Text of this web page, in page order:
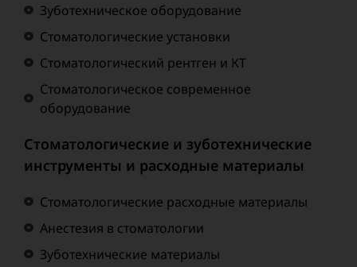
Зуботехническое оборудование
Стоматологические установки
Стоматологический рентген и КТ
Стоматологическое современное
оборудование
Стоматологические и зуботехнические
инструменты и расходные материалы
Стоматологические расходные материалы
Анестезия в стоматологии
Зуботехнические материалы